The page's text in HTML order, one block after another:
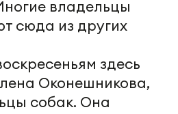
владельцы
сюда из других
здесь
Оконешникова,
собак. Она